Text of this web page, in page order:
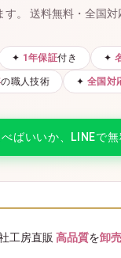
。
送料無料・全国対
✦ 1年保証付き ✦
の職人技術 ✦ 全国対
ばいいか、LINEで
工房直販 高品質を卸